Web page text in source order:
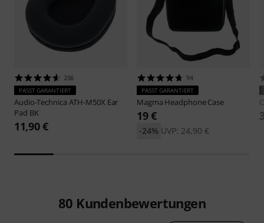
256
PASST GARANTIERT
Audio-Technica ATH-M50X Ear
Pad BK
11,90 €
94
PASST GARANTIERT
Magma Headphone Case
19 €
UVP: 24,90 €
-24%
80 Kundenbewertungen